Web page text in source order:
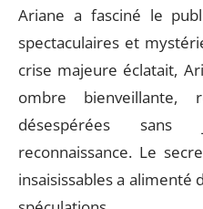
Ariane a fasciné le
spectaculaires et
crise majeure éclatait,
ombre bienveillante,
désespérées
reconnaissance. Le
insaisissables a